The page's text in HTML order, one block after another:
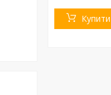
Купити